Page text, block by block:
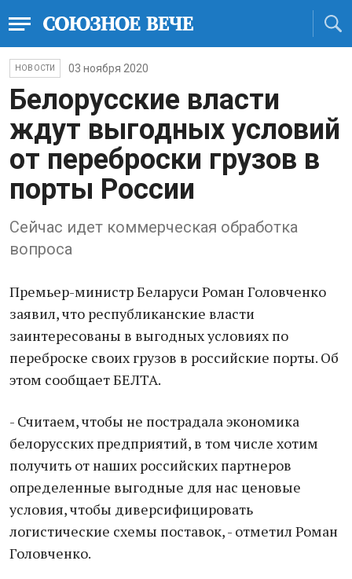
НОВОСТИ 03 ноября 2020
Белорусские власти
ждут выгодных условий
от переброски грузов в
порты России
Сейчас идет коммерческая обработка
вопроса
Премьер-министр Беларуси Роман Головченко
заявил, что республиканские власти
заинтересованы в выгодных условиях по
переброске своих грузов в российские порты. Об
этом сообщает БЕЛТА.
- Считаем, чтобы не пострадала экономика
белорусских предприятий, в том числе хотим
получить от наших российских партнеров
определенные выгодные для нас ценовые
условия, чтобы диверсифицировать
логистические схемы поставок, - отметил Роман
Головченко.